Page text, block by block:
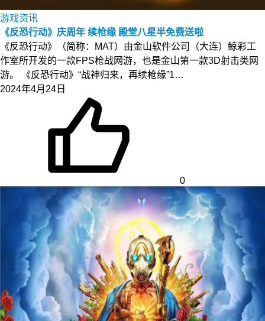
游戏资讯
《反恐行动》庆周年 续枪缘 殿堂八星半免费送啦
《反恐行动》（简称：MAT）由金山软件公司（大连）鲸彩工
作室所开发的一款FPS枪战网游，也是金山第一款3D射击类网
游。 《反恐行动》“战神归来，再续枪缘”1…
2024年4月24日
0